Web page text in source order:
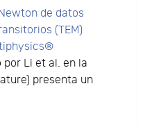
de datos
(TEM)
Li et al. en la
presenta un